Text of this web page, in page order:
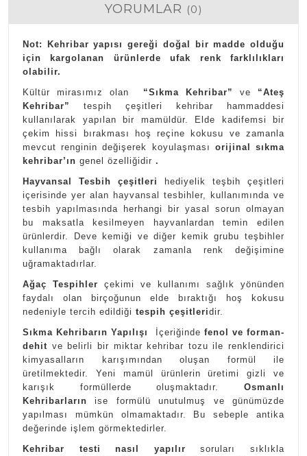
YORUMLAR (0)
Not: Kehribar yapısı gereği doğal bir madde olduğu
için kargolanan ürünlerde ufak renk farklılıkları
olabilir.
Kültür mirasımız olan “Sıkma Kehribar” ve “Ateş
Kehribar” tespih çeşitleri kehribar hammaddesi
kullanılarak yapılan bir mamüldür. Elde kadifemsi bir
çekim hissi bırakması hoş reçine kokusu ve zamanla
mevcut renginin değişerek koyulaşması orijinal sıkma
kehribar’ın genel özelliğidir .
Hayvansal Tesbih çeşitleri
hediyelik teşbih çeşitleri
içerisinde yer alan hayvansal tesbihler, kullanımında ve
tesbih yapılmasında herhangi bir yasal sorun olmayan
bu maksatla kesilmeyen hayvanlardan temin edilen
ürünlerdir. Deve kemiği ve diğer kemik grubu teşbihler
kullanıma bağlı olarak zamanla renk değişimine
uğramaktadırlar.
Ağaç Tespihler çekimi ve kullanımı sağlık yönünden
faydalı olan birçoğunun elde bıraktığı hoş kokusu
nedeniyle tercih edildiği tespih çeşitleridir.
Sıkma Kehribarın Yapılışı
İçeriğinde fenol ve forman-
dehit ve belirli bir miktar kehribar tozu ile renklendirici
kimyasalların karışımından oluşan formül ile
üretilmektedir. Yeni mamül ürünlerin üretimi gizli ve
karışık formüllerde oluşmaktadır. Osmanlı
Kehribarların ise formülü unutulmuş ve günümüzde
yapılması mümkün olmamaktadır. Bu sebeple antika
değerinde işlem görmektedirler.
Kehribar testi nasıl yapılır soruları sıklıkla